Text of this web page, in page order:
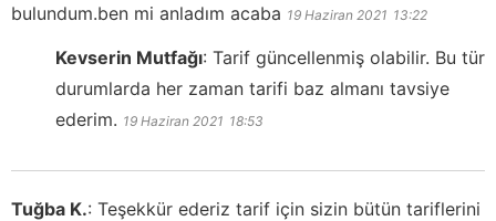
bulundum.ben mi anladım acaba 19 Haziran 2021 13:22
Kevserin Mutfağı: Tarif güncellenmiş olabilir. Bu tür
durumlarda her zaman tarifi baz almanı tavsiye
ederim. 19 Haziran 2021 18:53
Tuğba K.: Teşekkür ederiz tarif için sizin bütün tariflerini